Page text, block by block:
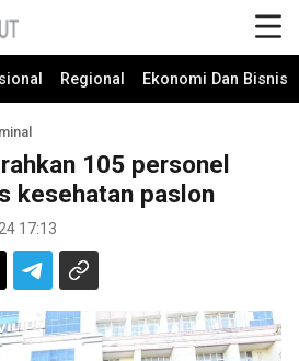
Regional Ekonomi Dan Bisnis
105 personel
kesehatan paslon
17:13